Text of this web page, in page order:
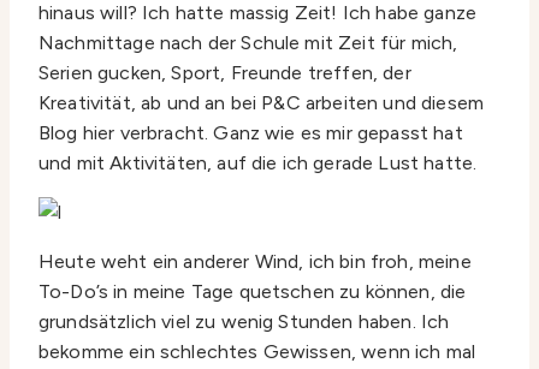
hinaus will? Ich hatte massig Zeit! Ich habe ganze
Nachmittage nach der Schule mit Zeit für mich,
Serien gucken, Sport, Freunde treffen, der
Kreativität, ab und an bei P&C arbeiten und diesem
Blog hier verbracht. Ganz wie es mir gepasst hat
und mit Aktivitäten, auf die ich gerade Lust hatte.
Heute weht ein anderer Wind, ich bin froh, meine
To-Do’s in meine Tage quetschen zu können, die
grundsätzlich viel zu wenig Stunden haben. Ich
bekomme ein schlechtes Gewissen, wenn ich mal